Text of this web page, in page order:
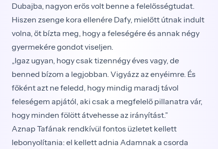
Dubajba, nagyon erős volt benne a felelősségtudat.
Hiszen zsenge kora ellenére Dafy, mielőtt útnak indult
volna, őt bízta meg, hogy a feleségére és annak négy
gyermekére gondot viseljen.
„Igaz ugyan, hogy csak tizennégy éves vagy, de
benned bízom a legjobban. Vigyázz az enyéimre. És
főként azt ne feledd, hogy mindig maradj távol
feleségem apjától, aki csak a megfelelő pillanatra vár,
hogy minden fölött átvehesse az irányítást.”
Aznap Tafának rendkívül fontos üzletet kellett
lebonyolítania: el kellett adnia Adamnak a csorda